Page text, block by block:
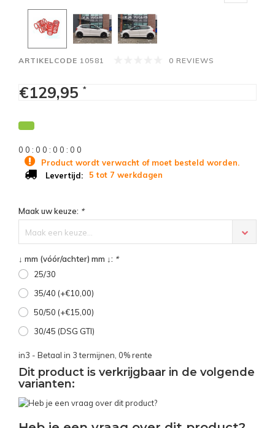
ARTIKELCODE 10581 0 REVIEWS
€129,95 *
0 0 : 0 0 : 0 0 : 0 0
Product wordt verwacht of moet besteld worden.
Levertijd:
5 tot 7 werkdagen
Maak uw keuze: *
Maak een keuze...
↓ mm (vóór/achter) mm ↓: *
25/30
35/40 (+€10,00)
50/50 (+€15,00)
30/45 (DSG GTI)
in3 - Betaal in 3 termijnen, 0% rente
Dit product is verkrijgbaar in de volgende
varianten: